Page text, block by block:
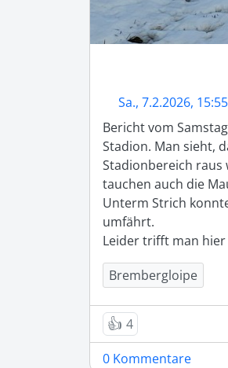
Sa., 7.2.2026,
Bericht vom
Stadion. Man sieht,
Stadionbereich raus
tauchen auch die
Unterm Strich
umfährt.
Leider trifft man hier
Brembergloipe
👍 4
0 Kommentare